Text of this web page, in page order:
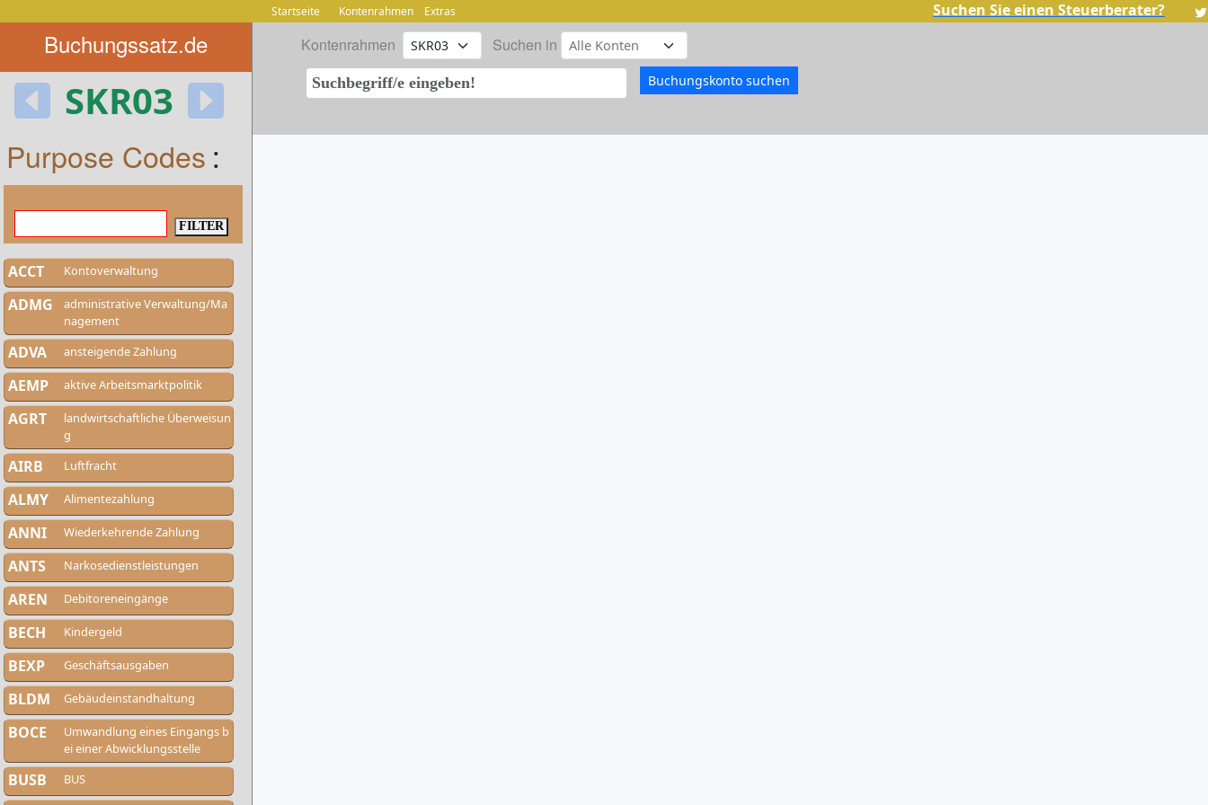
Startseite Kontenrahmen Extras Suchen Sie einen Steuerberater?
Buchungssatz.de
SKR03
Kontenrahmen Suchen in
Purpose Codes :
ACCT Kontoverwaltung
ADMG
administrative Verwaltung/Ma
nagement
ADVA ansteigende Zahlung
AEMP aktive Arbeitsmarktpolitik
AGRT
landwirtschaftliche Überweisun
g
AIRB Luftfracht
ALMY Alimentezahlung
ANNI Wiederkehrende Zahlung
ANTS Narkosedienstleistungen
AREN Debitoreneingänge
BECH Kindergeld
BEXP Geschäftsausgaben
BLDM Gebäudeinstandhaltung
BOCE
Umwandlung eines Eingangs b
ei einer Abwicklungsstelle
BUSB BUS